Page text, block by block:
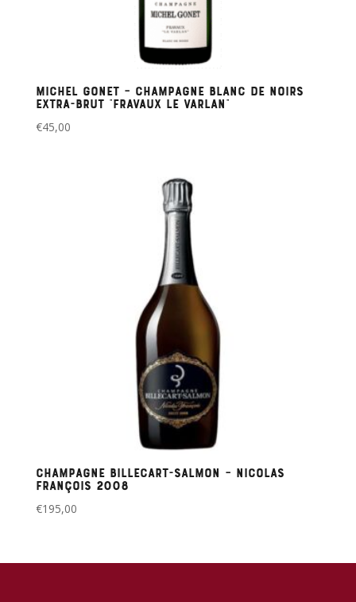
Michel Gonet – Champagne Blanc de Noirs
Extra-Brut “Fravaux Le Varlan”
€45,00
Champagne Billecart-Salmon – Nicolas
François 2008
€195,00